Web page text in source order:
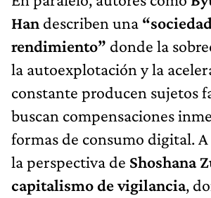
Han describen una
rendimiento” donde la
la autoexplotación y la
constante producen sujetos
buscan compensaciones
formas de consumo digital. A
la perspectiva de Shoshana
capitalismo de vigilancia,